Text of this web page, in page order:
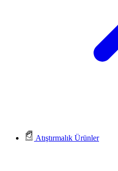
Atıştırmalık Ürünler